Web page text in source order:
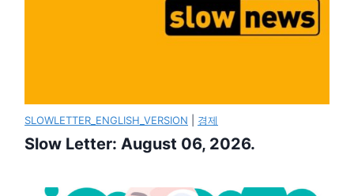
SLOWLETTER_ENGLISH_VERSION 경제
Slow Letter: August 06, 2026.